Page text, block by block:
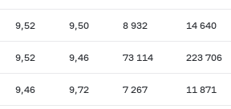
9,52 9,50 8 932 14 640
9,52 9,46 73 114 223 706
9,46 9,72 7 267 11 871